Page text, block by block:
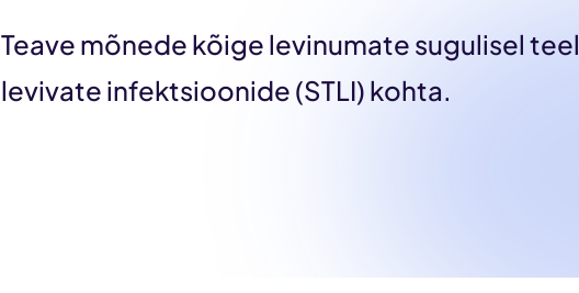
Teave mõnede kõige levinumate sugulisel teel
levivate infektsioonide (STLI) kohta.